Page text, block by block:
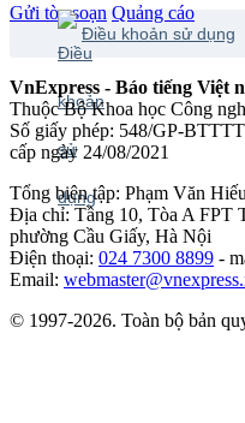
Gửi tòa soạn Quảng cáo
Điều khoản sử dụng
VnExpress - Báo tiếng Việt
Thuộc Bộ Khoa học Công
Số giấy phép: 548/GP-
cấp ngày 24/08/2021
Tổng biên tập: Phạm Văn Hiếu
Địa chỉ: Tầng 10, Tòa A FPT
phường Cầu Giấy, Hà Nội
Điện thoại: 024 7300 8899 -
Email:
© 1997-2026. Toàn bộ bản